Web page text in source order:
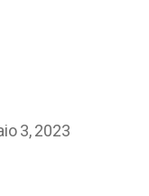
3, 2023